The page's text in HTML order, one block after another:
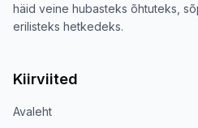
häid veine hubasteks õhtuteks,
erilisteks hetkedeks.
Kiirviited
Avaleht